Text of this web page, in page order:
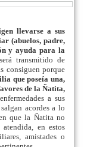
llevarse a sus
(abuelos, padre,
y ayuda para la
transmitido de
consiguen porque
que poseía una,
de la Ñatita,
a sus
acordes a lo
que la Ñatita no
en estos
amistades o